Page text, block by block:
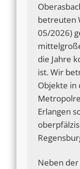
betreuten
05/2026)
die Jahre
ist. Wir
Objekte in
Erlangen
Neben